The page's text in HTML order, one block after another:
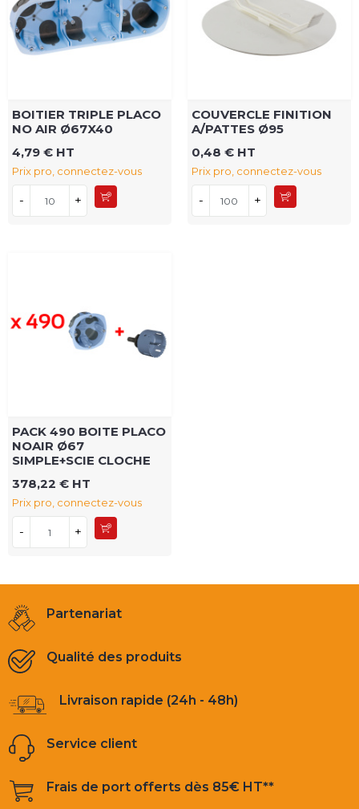
BOITIER TRIPLE PLACO
NO AIR Ø67X40
4,79 € HT
Prix pro, connectez-vous
- +
COUVERCLE FINITION
A/PATTES Ø95
0,48 € HT
Prix pro, connectez-vous
- +
PACK 490 BOITE PLACO
NOAIR Ø67
SIMPLE+SCIE CLOCHE
378,22 € HT
Prix pro, connectez-vous
- +
Partenariat
Qualité des produits
Livraison rapide (24h - 48h)
Service client
Frais de port offerts dès 85€ HT**